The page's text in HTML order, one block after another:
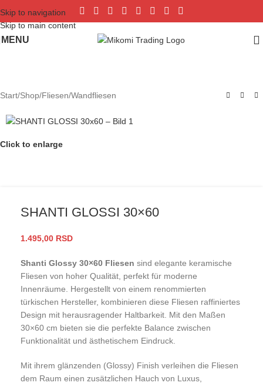
Skip to navigation
Skip to main content
MENU
Start/Shop/Fliesen/Wandfliesen
Click to enlarge
SHANTI GLOSSI 30×60
1.495,00 RSD
Shanti Glossy 30×60 Fliesen sind elegante keramische
Fliesen von hoher Qualität, perfekt für moderne
Innenräume. Hergestellt von einem renommierten
türkischen Hersteller, kombinieren diese Fliesen raffiniertes
Design mit herausragender Haltbarkeit. Mit den Maßen
30×60 cm bieten sie die perfekte Balance zwischen
Funktionalität und ästhetischem Eindruck.
Mit ihrem glänzenden (Glossy) Finish verleihen die Fliesen
dem Raum einen zusätzlichen Hauch von Luxus,